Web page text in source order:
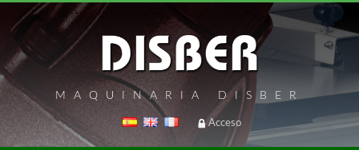
MAQUINARIA DISBER
Acceso